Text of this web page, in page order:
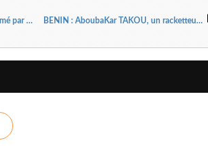
BENIN: Patrice TALON est l'invité du "Débat Africain" animé par Alain FOKA sur RFI le dimanche 13 décembre 2015 à 9H10 BENIN : AboubaKar TAKOU, un racketteur à part entière ou entièrement à part ???